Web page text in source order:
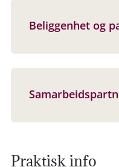
Beliggenhet og
Praktisk info